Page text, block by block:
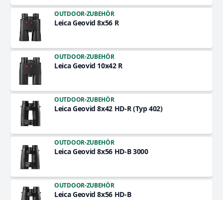
OUTDOOR-ZUBEHÖR
Leica Geovid 8x56 R
OUTDOOR-ZUBEHÖR
Leica Geovid 10x42 R
OUTDOOR-ZUBEHÖR
Leica Geovid 8x42 HD-R (Typ 402)
OUTDOOR-ZUBEHÖR
Leica Geovid 8x56 HD-B 3000
OUTDOOR-ZUBEHÖR
Leica Geovid 8x56 HD-B